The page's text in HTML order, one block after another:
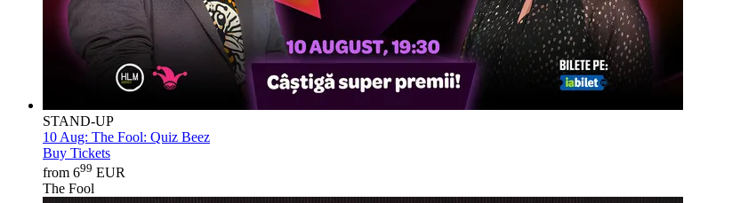
STAND-UP
10 Aug: The Fool: Quiz Beez
Buy Tickets
from 699 EUR
The Fool